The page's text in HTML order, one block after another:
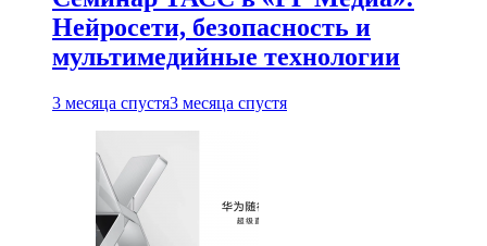
Нейросети, безопасность и
мультимедийные технологии
3 месяца спустя3 месяца спустя